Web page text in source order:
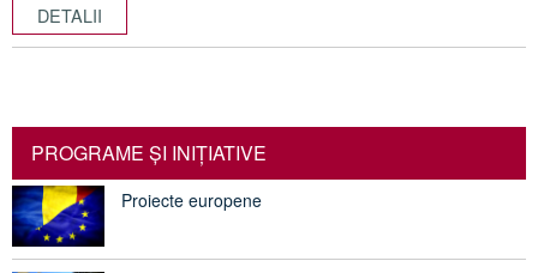
DETALII
PROGRAME ŞI INIŢIATIVE
Proiecte europene